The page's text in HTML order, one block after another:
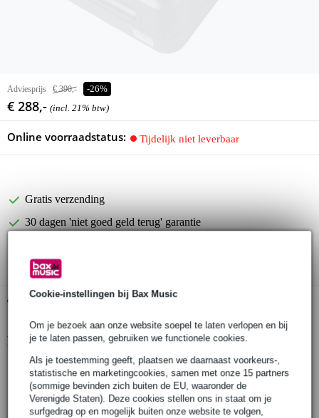
Cookie-instellingen bij Bax Music
Om je bezoek aan onze website soepel te laten verlopen en bij
je te laten passen, gebruiken we functionele cookies.
Als je toestemming geeft, plaatsen we daarnaast voorkeurs-,
statistische en marketingcookies, samen met onze 15 partners
(sommige bevinden zich buiten de EU, waaronder de
Verenigde Staten). Deze cookies stellen ons in staat om je
surfgedrag op en mogelijk buiten onze website te volgen,
Adviesprijs € 390,- -26%
€ 288,- (incl. 21% btw)
Online voorraadstatus: Tijdelijk niet leverbaar
Gratis verzending
30 dagen 'niet goed geld terug' garantie
Gratis ophalen in de winkel
Productinformatie
tabletop multimedia-speler
ondersteunt zowel CD als USB-sticks
compacte constructie